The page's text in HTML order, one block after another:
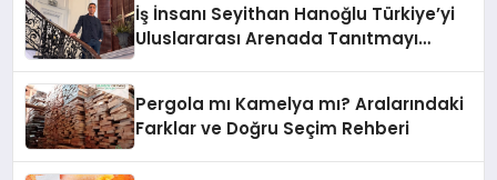
İş İnsanı Seyithan Hanoğlu Türkiye’yi
Uluslararası Arenada Tanıtmayı
Pergola mı Kamelya mı? Aralarındaki
Farklar ve Doğru Seçim Rehberi